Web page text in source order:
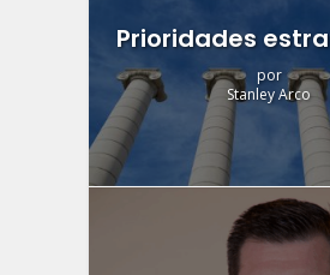
Prioridades
por
Stanley Arco